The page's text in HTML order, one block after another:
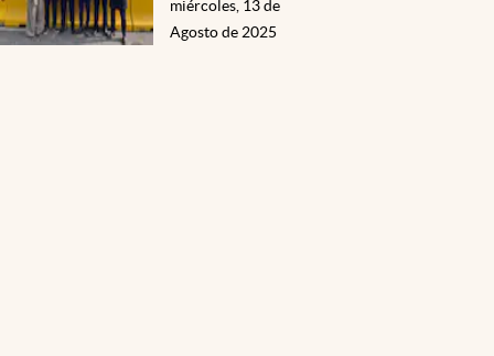
miércoles, 13 de
Agosto de 2025